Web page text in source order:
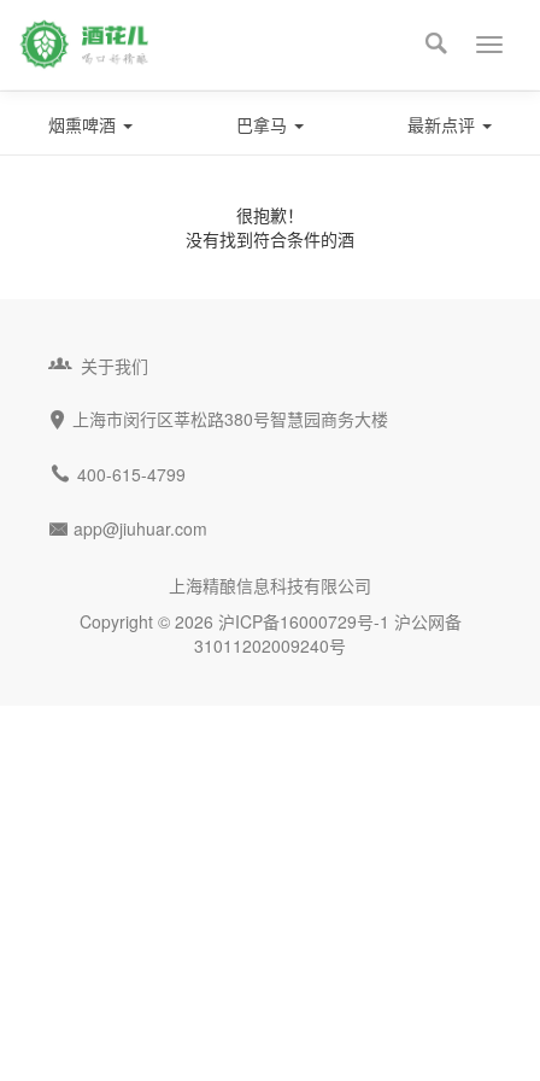
Toggle

烟熏啤酒 巴拿马 最新点评
很抱歉！
没有找到符合条件的酒
 关于我们
 上海市闵行区莘松路380号智慧园商务大楼
 400-615-4799
 app@jiuhuar.com
上海精酿信息科技有限公司
Copyright © 2026 沪ICP备16000729号-1 沪公网备
31011202009240号